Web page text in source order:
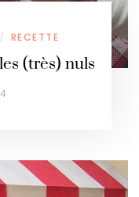
/ RECETTE
(très) nuls